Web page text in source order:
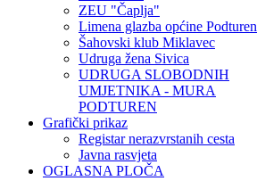
ZEU "Čaplja"
Limena glazba općine Podturen
Šahovski klub Miklavec
Udruga žena Sivica
UDRUGA SLOBODNIH
UMJETNIKA - MURA
PODTUREN
Grafički prikaz
Registar nerazvrstanih cesta
Javna rasvjeta
OGLASNA PLOČA